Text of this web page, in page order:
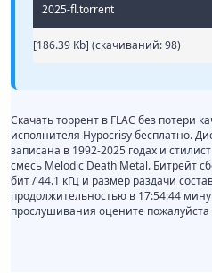
2025-fl.torrent
[186.39 Kb] (cкачиваний: 98)
Скачать торрент в FLAC без потери
исполнителя Hypocrisy бесплатно.
записана в 1992-2025 годах и
смесь Melodic Death Metal. Битрейт
бит / 44.1 кГц и размер раздачи
продолжительностью в 17:54:44
прослушивания оцените пожалуйста